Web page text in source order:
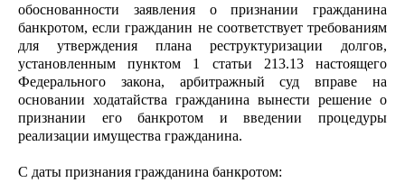
обоснованности заявления о признании гражданина
банкротом, если гражданин не соответствует требованиям
для утверждения плана реструктуризации долгов,
установленным пунктом 1 статьи 213.13 настоящего
Федерального закона, арбитражный суд вправе на
основании ходатайства гражданина вынести решение о
признании его банкротом и введении процедуры
реализации имущества гражданина.
С даты признания гражданина банкротом: